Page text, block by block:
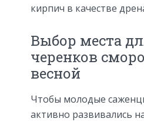
кирпич в качестве
Выбор места
черенков
весной
Чтобы молодые
активно развивались